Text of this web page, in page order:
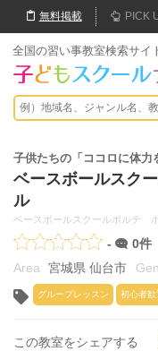
無料掲載 PICK
全国の習い事教室検索サイ
子供たちの「ココロに体力
ベースボールスク
ル
ベースボールスクールポルテ
-
0件
宮城県 仙台市
グループレッスン 初心者歓
この教室をシェアする